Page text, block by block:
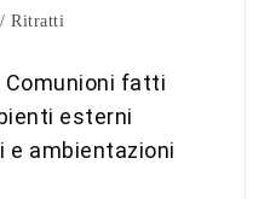
/ Ritratti
fatti
esterni
ambientazioni